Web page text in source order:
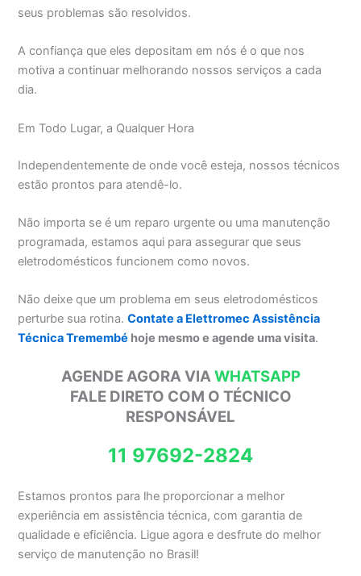
seus problemas são resolvidos.
A confiança que eles depositam em nós é o que nos
motiva a continuar melhorando nossos serviços a cada
dia.
Em Todo Lugar, a Qualquer Hora
Independentemente de onde você esteja, nossos técnicos
estão prontos para atendê-lo.
Não importa se é um reparo urgente ou uma manutenção
programada, estamos aqui para assegurar que seus
eletrodomésticos funcionem como novos.
Não deixe que um problema em seus eletrodomésticos
perturbe sua rotina.Contate a Elettromec Assistência
Técnica Tremembé hoje mesmo e agende uma visita.
AGENDE AGORA VIAWHATSAPP
FALE DIRETO COM O TÉCNICO
RESPONSÁVEL
11 97692-2824
Estamos prontos para lhe proporcionar a melhor
experiência em assistência técnica, com garantia de
qualidade e eficiência. Ligue agora e desfrute do melhor
serviço de manutenção no Brasil!